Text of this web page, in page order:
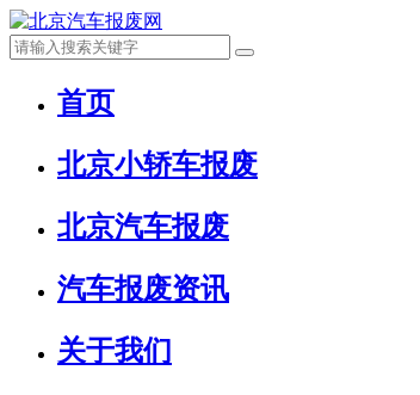
首页
北京小轿车报废
北京汽车报废
汽车报废资讯
关于我们